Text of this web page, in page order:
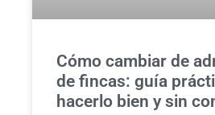
Cómo cambiar de
de fincas: guía
hacerlo bien y sin